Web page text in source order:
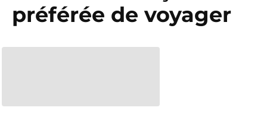
préférée de voyager